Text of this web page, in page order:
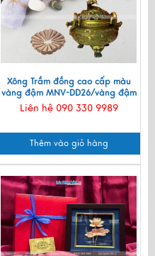
Xông Trầm đồng cao cấp màu
vàng đậm MNV-DD26/vàng đậm
Liên hệ 090 330 9989
Thêm vào giỏ hàng